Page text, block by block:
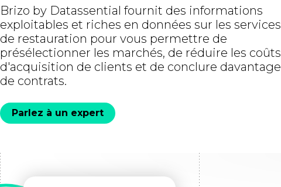
Brizo by Datassential fournit des informations
exploitables et riches en données sur les services
de restauration pour vous permettre de
présélectionner les marchés, de réduire les coûts
d'acquisition de clients et de conclure davantage
de contrats.
Parlez à un expert